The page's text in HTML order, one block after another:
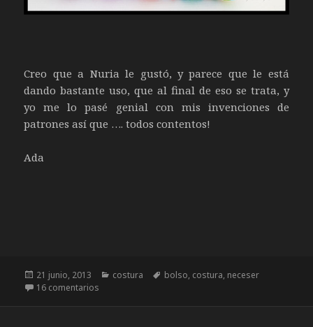
Creo que a Nuria le gustó, y parece que le está
dando bastante uso, que al final de eso se trata, y
yo me lo pasé genial con mis invenciones de
patrones así que …. todos contentos!
Ada
Publicado
el
21 junio, 2013 Categorías
costura Etiquetas
bolso, costura, neceser
16 comentarios